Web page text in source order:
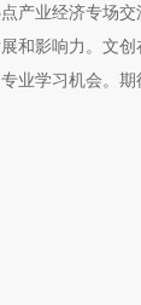
产业经济专场
和影响力。文
业学习机会。